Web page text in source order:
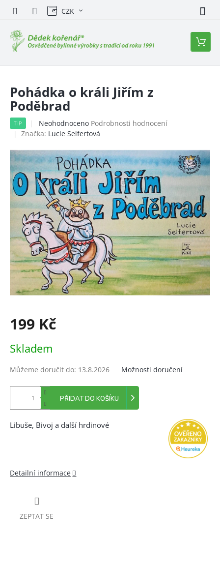
obsah
CZK
košík
Pohádka o králi Jiřím z
Poděbrad
TIP
Průměrné
hodnocení
je
0,0
z
5
hvězdiček.
Neohodnoceno Podrobnosti hodnocení
Značka: Lucie Seifertová
199 Kč
cena:
Skladem
Můžeme doručit do: 13.8.2026 Možnosti doručení
PŘIDAT DO KOŠÍKU
Libuše, Bivoj a další hrdinové
Detailní informace
ZEPTAT SE